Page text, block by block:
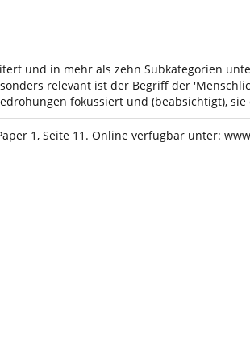
und in mehr als zehn Subkategorien
relevant ist der Begriff der
fokussiert und (beabsichtigt),
1, Seite 11. Online verfügbar unter: